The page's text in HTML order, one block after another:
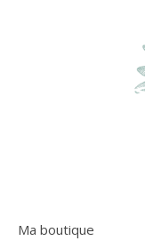
Ma boutique